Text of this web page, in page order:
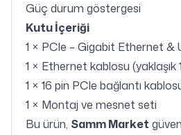
Güç durum göstergesi
Kutu İçeriği
1 × PCIe – Gigabit Ethernet &
1 × Ethernet kablosu (yaklaşık
1 × 16 pin PCIe bağlantı
1 × Montaj ve mesnet seti
Bu ürün, Samm Market